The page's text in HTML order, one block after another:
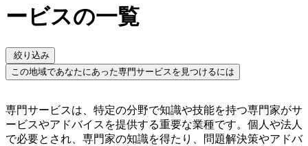
ービスの一覧
絞り込み
この地域であなたにあった専門サービスを見つけるには
専門サービスは、特定の分野で知識や技能を持つ専門家がサ
ービスやアドバイスを提供する重要な業種です。個人や法人
で必要とされ、専門家の知識を得たり、問題解決策やアドバ